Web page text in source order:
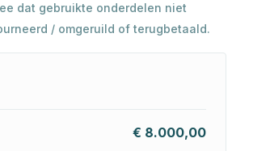
dat gebruikte onderdelen niet
/ omgeruild of terugbetaald.
€ 8.000,00